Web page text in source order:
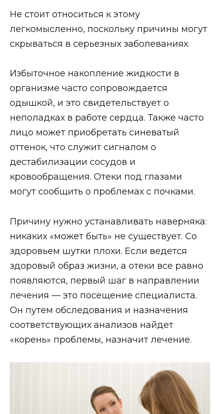
Не стоит относиться к этому
легкомысленно, поскольку причины могут
скрываться в серьезных заболеваниях.
Избыточное накопление жидкости в
организме часто сопровождается
одышкой, и это свидетельствует о
неполадках в работе сердца. Также часто
лицо может приобретать синеватый
оттенок, что служит сигналом о
дестабилизации сосудов и
кровообращения. Отеки под глазами
могут сообщить о проблемах с почками.
Причину нужно устанавливать наверняка:
никаких «может быть» не существует. Со
здоровьем шутки плохи. Если ведется
здоровый образ жизни, а отеки все равно
появляются, первый шаг в направлении
лечения — это посещение специалиста.
Он путем обследования и назначения
соответствующих анализов найдет
«корень» проблемы, назначит лечение.